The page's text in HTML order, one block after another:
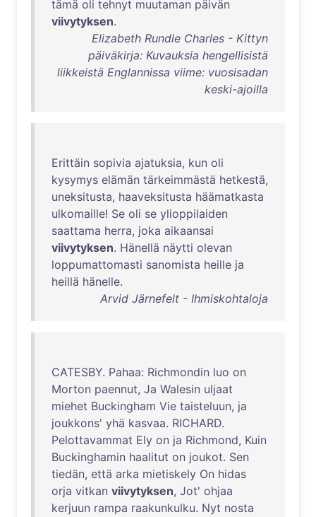
tämä oli tehnyt muutaman päivän
viivytyksen.
Elizabeth Rundle Charles - Kittyn
päiväkirja: Kuvauksia hengellisistä
liikkeistä Englannissa viime: vuosisadan
keski-ajoilla
Erittäin sopivia ajatuksia, kun oli
kysymys elämän tärkeimmästä hetkestä,
uneksitusta, haaveksitusta häämatkasta
ulkomaille! Se oli se ylioppilaiden
saattama herra, joka aikaansai
viivytyksen. Hänellä näytti olevan
loppumattomasti sanomista heille ja
heillä hänelle.
Arvid Järnefelt - Ihmiskohtaloja
CATESBY. Pahaa: Richmondin luo on
Morton paennut, Ja Walesin uljaat
miehet Buckingham Vie taisteluun, ja
joukkons' yhä kasvaa. RICHARD.
Pelottavammat Ely on ja Richmond, Kuin
Buckinghamin haalitut on joukot. Sen
tiedän, että arka mietiskely On hidas
orja vitkan viivytyksen, Jot' ohjaa
kerjuun rampa raakunkulku. Nyt nosta